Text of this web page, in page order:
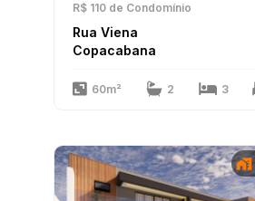
R$ 110 de Condomínio
Rua Viena
Copacabana
60m² 2 3